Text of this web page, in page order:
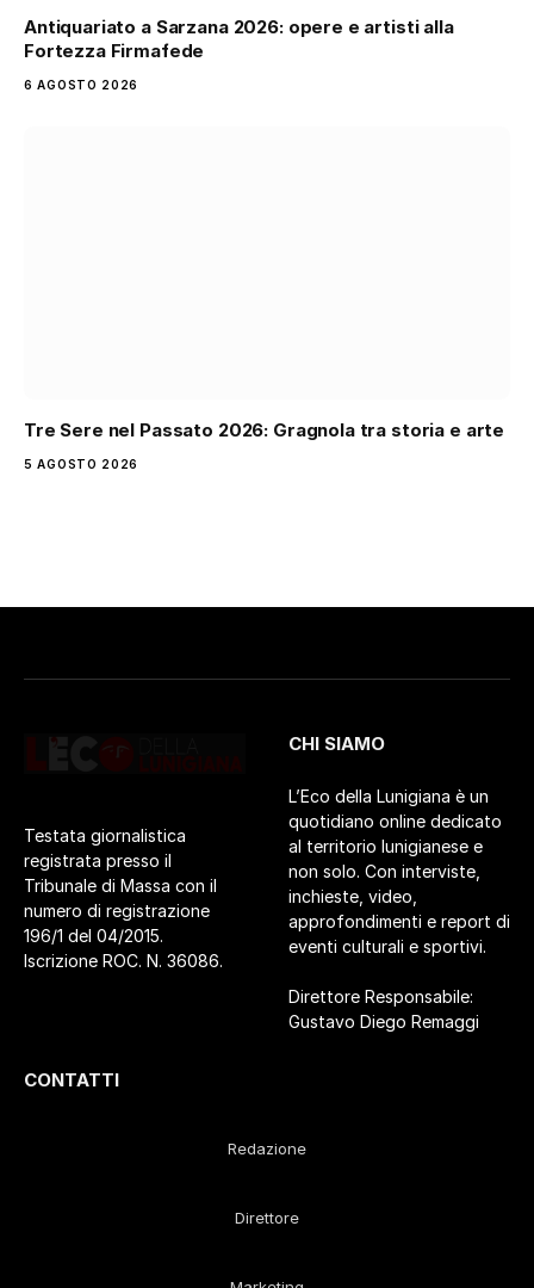
Antiquariato a Sarzana 2026: opere e artisti alla
Fortezza Firmafede
6 AGOSTO 2026
Tre Sere nel Passato 2026: Gragnola tra storia e arte
5 AGOSTO 2026
Testata giornalistica
registrata presso il
Tribunale di Massa con il
numero di registrazione
196/1 del 04/2015.
Iscrizione ROC. N. 36086.
CHI SIAMO
L’Eco della Lunigiana è un
quotidiano online dedicato
al territorio lunigianese e
non solo. Con interviste,
inchieste, video,
approfondimenti e report di
eventi culturali e sportivi.
Direttore Responsabile:
Gustavo Diego Remaggi
CONTATTI
Redazione
Direttore